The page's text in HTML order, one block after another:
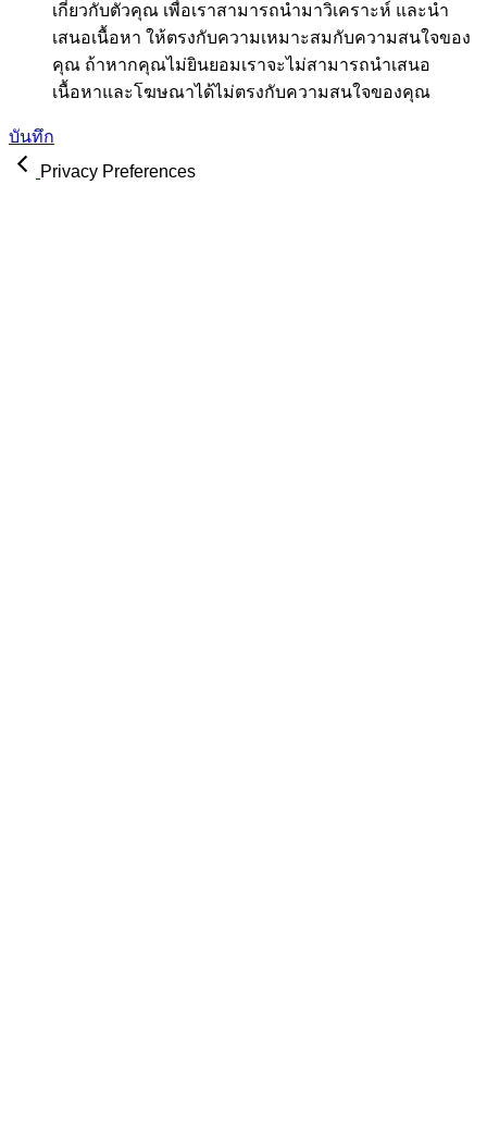
เกี่ยวกับตัวคุณ เพื่อเราสามารถนำมาวิเคราะห์ และนำ
เสนอเนื้อหา ให้ตรงกับความเหมาะสมกับความสนใจของ
คุณ ถ้าหากคุณไม่ยินยอมเราจะไม่สามารถนำเสนอ
เนื้อหาและโฆษณาได้ไม่ตรงกับความสนใจของคุณ
บันทึก
Privacy Preferences